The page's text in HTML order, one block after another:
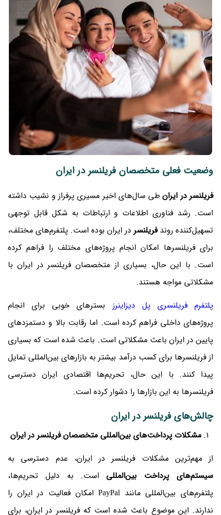
وضعیت فعلی متخصصان فریلنسر در ایران
فریلنسر در ایرانطی سال‌های اخیر مسیری پرفراز و نشیب داشته
است. رشد فناوری اطلاعات و ارتباطات به شکل قابل توجهی
تسهیل‌کننده روندفریلنسر در ایران بوده است. پلتفرم‌های مختلف،
برای فریلنسرها امکان انجام پروژه‌های مختلف را فراهم کرده
است. با این حال، بسیاری از متخصصان فریلنسر در ایران با
مشکلاتی مواجه هستند.
پلتفرم‌ فریلنسری پل دیزاینرز بسترهای خوبی برای انجام
پروژه‌های داخلی فراهم کرده است. اما رقابت بالا و دستمزدهای
پایین در ایران باعث مشکلاتی است. باعث شده است که بسیاری
از فریلنسرها برای کسب درآمد بیشتر به بازارهای بین‌المللی تمایل
پیدا کنند. با این حال، تحریم‌ها اقتصادی ایران دسترسی
فریلنسرها به این بازارها را دشوار کرده است.
چالش‌های فریلنسر در ایران
مشکلات پرداخت‌های بین‌المللی متخصصان فریلنسر در ایران
از مهم‌ترین مشکلات فریلنسر در ایران، عدم دسترسی به
سیستم‌های پرداخت بین‌المللی است. به دلیل تحریم‌ها،
پلتفرم‌های بین‌المللی مانند PayPal امکان فعالیت در ایران را
ندارند. این موضوع باعث شده است که فریلنسر در ایران، برای